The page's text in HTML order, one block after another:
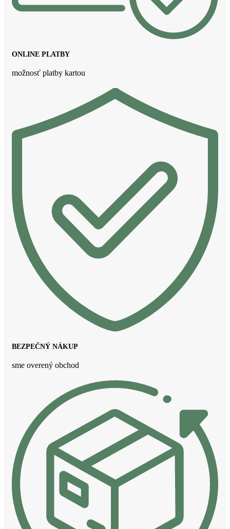
ONLINE PLATBY
možnosť platby kartou
BEZPEČNÝ NÁKUP
sme overený obchod